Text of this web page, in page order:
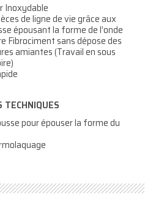
Inoxydable
de ligne de vie grâce aux
épousant la forme de l’onde
Fibrociment sans dépose des
amiantes (Travail en sous
TECHNIQUES
pour épouser la forme du